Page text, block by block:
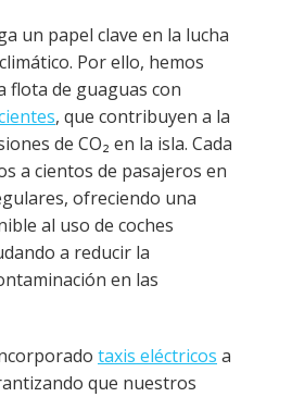
un papel clave en la lucha
Por ello, hemos
flota de guaguas con
, que contribuyen a la
de CO₂ en la isla. Cada
a cientos de pasajeros en
ofreciendo una
al uso de coches
a reducir la
en las
taxis eléctricos a
que nuestros